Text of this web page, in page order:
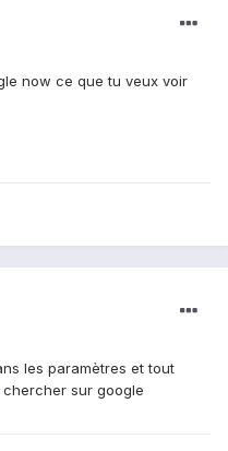
now ce que tu veux voir
les paramètres et tout
sur google